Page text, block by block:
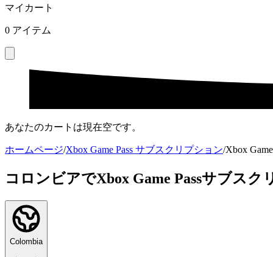
マイカート
0 アイテム
あなたのカートは現在空です。
ホームページ/Xbox Game Pass サブスクリプション/Xbox
コロンビアでXbox Game Passサブスク
Colombia